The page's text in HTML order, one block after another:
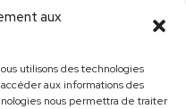
aux
utilisons des technologies
aux informations des
nous permettra de traiter
74 00